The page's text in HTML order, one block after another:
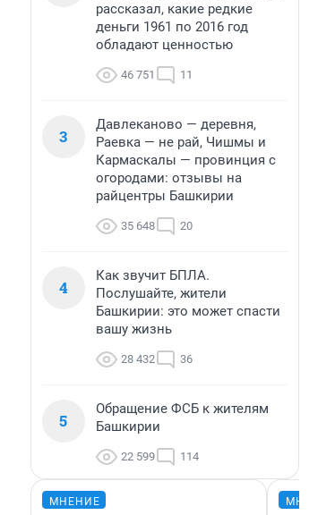
рассказал, какие редкие
деньги 1961 по 2016 год
обладают ценностью
46 751 11
3
Давлеканово — деревня,
Раевка — не рай, Чишмы и
Кармаскалы — провинция с
огородами: отзывы на
райцентры Башкирии
35 648 20
4
Как звучит БПЛА.
Послушайте, жители
Башкирии: это может спасти
вашу жизнь
28 432 36
5
Обращение ФСБ к жителям
Башкирии
22 599 114
МНЕНИЕ